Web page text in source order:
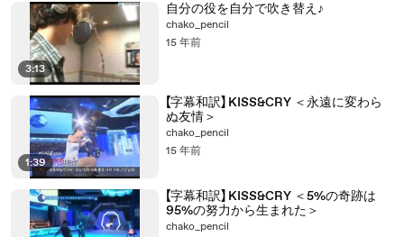
3:13
自分の役を自分で吹き替え♪
chako_pencil
15 年前
1:39
【字幕和訳】 KISS&CRY ＜永遠に変わら
ぬ友情＞
chako_pencil
15 年前
【字幕和訳】 KISS&CRY ＜5%の奇跡は
95%の努力から生まれた＞
chako_pencil